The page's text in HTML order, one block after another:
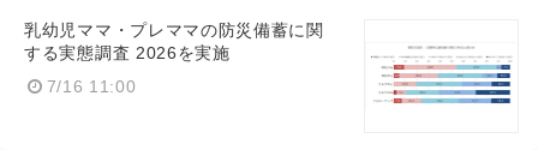
乳幼児ママ・プレママの防災備蓄に関
する実態調査 2026を実施
7/16 11:00